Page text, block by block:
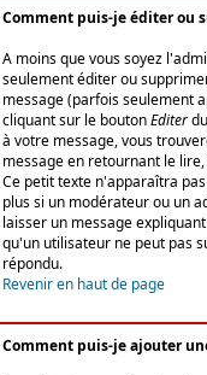
Comment puis-je éditer ou
A moins que vous soyez
seulement éditer ou
message (parfois seulement
cliquant sur le boutonEditer
à votre message, vous
message en retournant le
Ce petit texte n'apparaîtra
plus si un modérateur ou un
laisser un message
qu'un utilisateur ne peut pas
répondu.
Revenir en haut de page
Comment puis-je ajouter